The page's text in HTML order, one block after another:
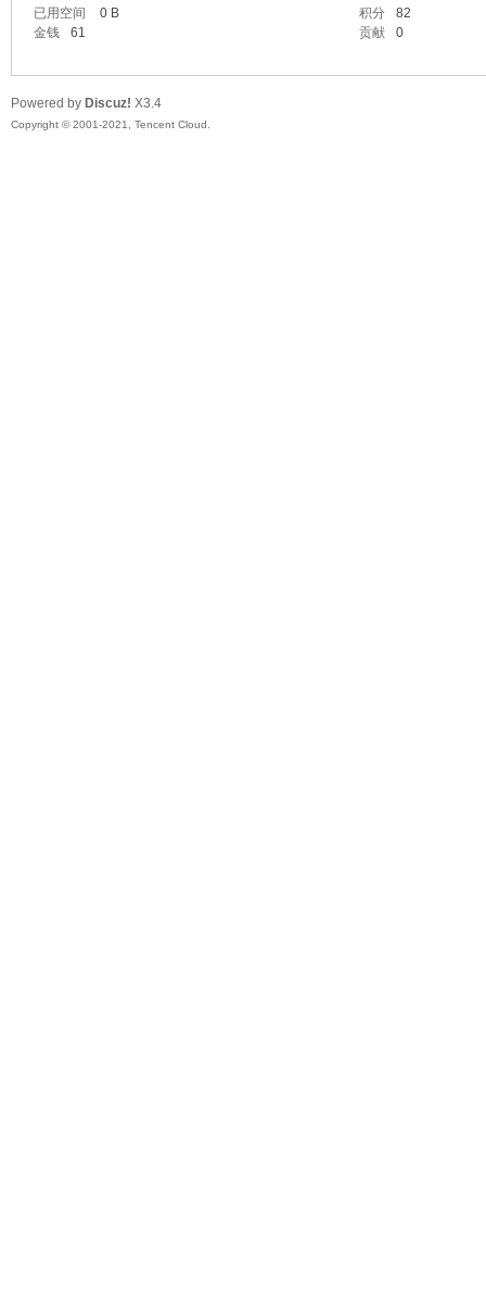
资
已用空间
0 B 积分
82
金钱
61 贡献 0
Powered by Discuz! X3.4
Copyright © 2001-2021, Tencent Cloud.